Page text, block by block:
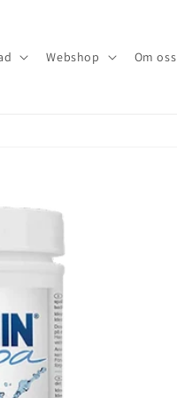
Webshop Om oss